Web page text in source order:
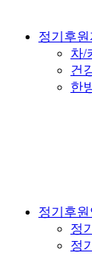
정기후원
차/
건
한
정기후원
정
정